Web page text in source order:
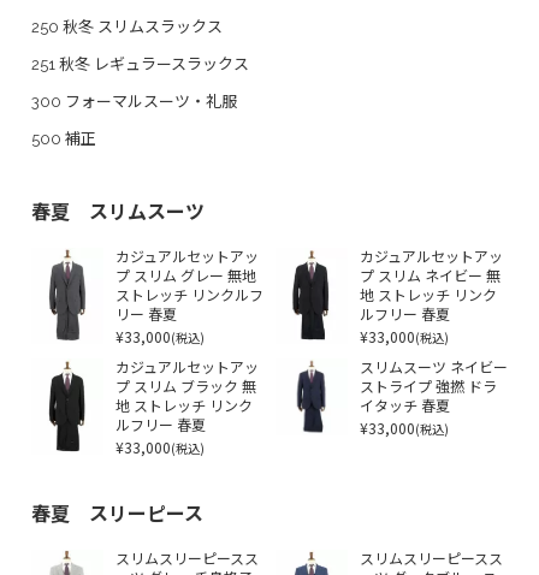
250 秋冬 スリムスラックス
251 秋冬 レギュラースラックス
300 フォーマルスーツ・礼服
500 補正
春夏 スリムスーツ
カジュアルセットアッ
プ スリム グレー 無地
ストレッチ リンクルフ
リー 春夏
¥33,000(税込)
カジュアルセットアッ
プ スリム ネイビー 無
地 ストレッチ リンク
ルフリー 春夏
¥33,000(税込)
カジュアルセットアッ
プ スリム ブラック 無
地 ストレッチ リンク
ルフリー 春夏
¥33,000(税込)
スリムスーツ ネイビー
ストライプ 強撚 ドラ
イタッチ 春夏
¥33,000(税込)
春夏 スリーピース
スリムスリーピースス
スリムスリーピースス